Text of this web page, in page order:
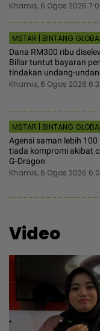
Khamis, 6 Ogos 2026
MSTAR | BINTANG
Dana RM300 ribu
Billar tuntut bayaran
tindakan undang-
Khamis, 6 Ogos 2026
MSTAR | BINTANG
Agensi saman lebih
tiada kompromi akibat
G-Dragon
Khamis, 6 Ogos 2026
Video